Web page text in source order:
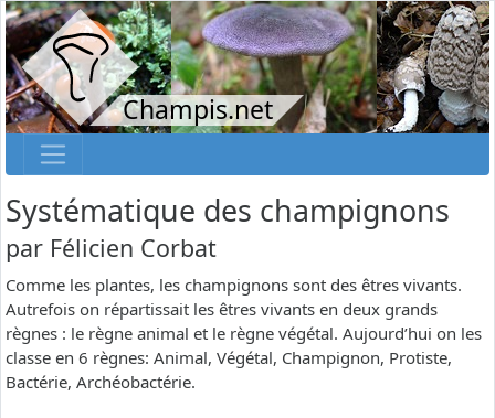
Champis.net
Systématique des champignons
par Félicien Corbat
Comme les plantes, les champignons sont des êtres vivants.
Autrefois on répartissait les êtres vivants en deux grands
règnes : le règne animal et le règne végétal. Aujourd’hui on les
classe en 6 règnes: Animal, Végétal, Champignon, Protiste,
Bactérie, Archéobactérie.